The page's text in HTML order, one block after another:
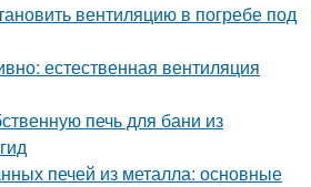
вентиляцию в погребе под
естественная вентиляция
печь для бани из
печей из металла: основные